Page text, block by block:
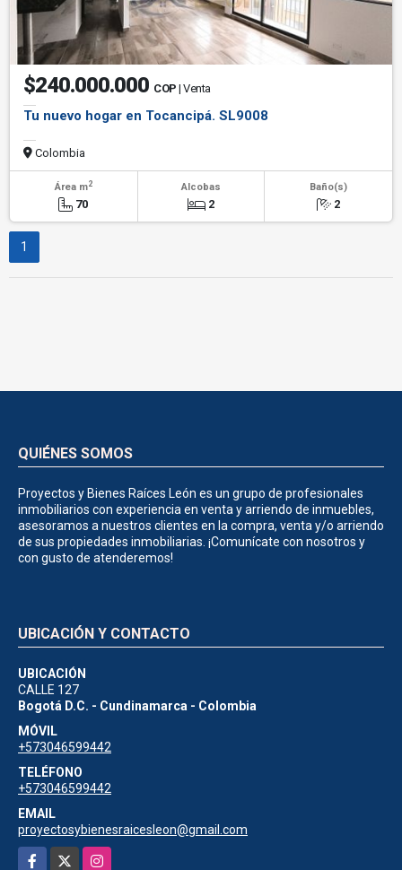
$240.000.000 COP | Venta
Tu nuevo hogar en Tocancipá. SL9008
Colombia
Área m2
70
Alcobas
2
Baño(s)
2
1
QUIÉNES SOMOS
Proyectos y Bienes Raíces León es un grupo de profesionales
inmobiliarios con experiencia en venta y arriendo de inmuebles,
asesoramos a nuestros clientes en la compra, venta y/o arriendo
de sus propiedades inmobiliarias. ¡Comunícate con nosotros y
con gusto de atenderemos!
UBICACIÓN Y CONTACTO
UBICACIÓN
CALLE 127
Bogotá D.C. - Cundinamarca - Colombia
MÓVIL
+573046599442
TELÉFONO
+573046599442
EMAIL
proyectosybienesraicesleon@gmail.com
Facebook
Instagram